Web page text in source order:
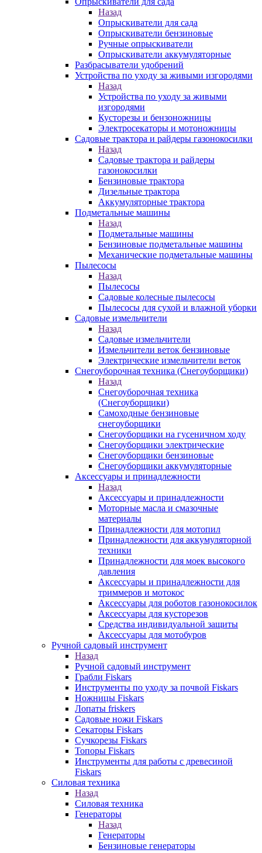
Назад
Опрыскиватели для сада
Опрыскиватели бензиновые
Ручные опрыскиватели
Опрыскиватели аккумуляторные
Разбрасыватели удобрений
Устройства по уходу за живыми изгородями
Назад
Устройства по уходу за живыми
изгородями
Кусторезы и бензоножницы
Электросекаторы и мотоножницы
Садовые трактора и райдеры газонокосилки
Назад
Садовые трактора и райдеры
газонокосилки
Бензиновые трактора
Дизельные трактора
Аккумуляторные трактора
Подметальные машины
Назад
Подметальные машины
Бензиновые подметальные машины
Механические подметальные машины
Пылесосы
Назад
Пылесосы
Садовые колесные пылесосы
Пылесосы для сухой и влажной уборки
Садовые измельчители
Назад
Садовые измельчители
Измельчители веток бензиновые
Электрические измельчители веток
Снегоуборочная техника (Снегоуборщики)
Назад
Снегоуборочная техника
(Снегоуборщики)
Самоходные бензиновые
снегоуборщики
Снегоуборщики на гусеничном ходу
Снегоуборщики электрические
Снегоуборщики бензиновые
Снегоуборщики аккумуляторные
Аксессуары и принадлежности
Назад
Аксессуары и принадлежности
Моторные масла и смазочные
материалы
Принадлежности для мотопил
Принадлежности для аккумуляторной
техники
Принадлежности для моек высокого
давления
Аксессуары и принадлежности для
триммеров и мотокос
Аксессуары для роботов газонокосилок
Аксессуары для кусторезов
Средства индивидуальной защиты
Аксессуары для мотобуров
Ручной садовый инструмент
Назад
Ручной садовый инструмент
Грабли Fiskars
Инструменты по уходу за почвой Fiskars
Ножницы Fiskars
Лопаты friskers
Садовые ножи Fiskars
Секаторы Fiskars
Сучкорезы Fiskars
Топоры Fiskars
Инструменты для работы с древесиной
Fiskars
Силовая техника
Назад
Силовая техника
Генераторы
Назад
Генераторы
Бензиновые генераторы